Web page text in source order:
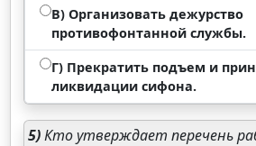
В) Организовать дежурство
противофонтанной службы.
Г) Прекратить подъем и
ликвидации сифона.
5)Кто утверждает перечень